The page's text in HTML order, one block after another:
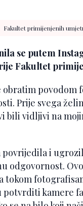
Fakultet primijenjenih
se putem
Fakultet
povodom
Prije svega
vidljivi na
povrijedila i
odgovornost.
tokom
kamere